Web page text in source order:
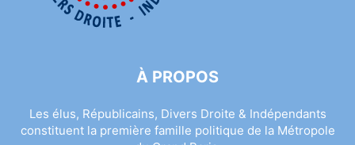
À PROPOS
Les élus, Républicains, Divers Droite & Indépendants
constituent la première famille politique de la Métropole